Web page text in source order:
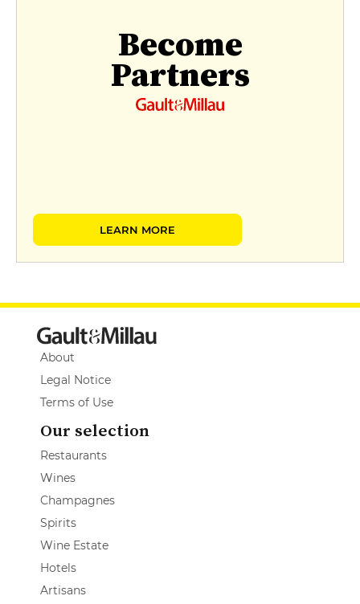
Become
Partners
LEARN MORE
About
Legal Notice
Terms of Use
Our selection
Restaurants
Wines
Champagnes
Spirits
Wine Estate
Hotels
Artisans